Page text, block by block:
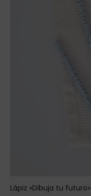
Lápiz «Dibuja tu futuro»